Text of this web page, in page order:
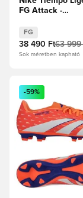
FG Attack -
Blue/Pink Blast
FG
38 490 Ft63 999
Sok méretben kapható
Megnyit egy
-59%